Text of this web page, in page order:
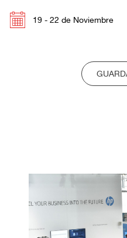
19 - 22 de Noviembre